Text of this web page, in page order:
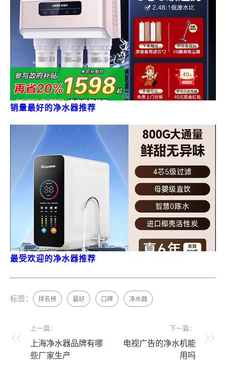
销量最好的净水器推荐
最受欢迎的净水器推荐
标签： 排名榜 最好 口碑 净水器
上一篇：
上海净水器品牌有哪
些厂家生产
下一篇：
电视广告的净水机能
用吗